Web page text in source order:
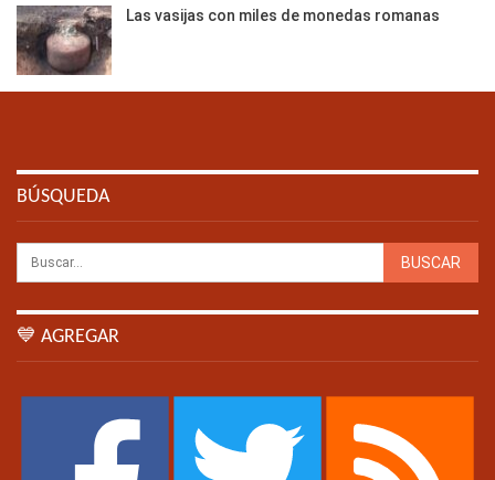
Las vasijas con miles de monedas romanas
BÚSQUEDA
💙 AGREGAR